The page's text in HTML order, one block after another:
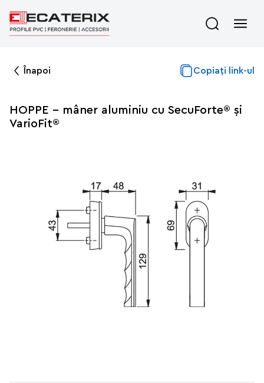
Înapoi Copiați link-ul
HOPPE - mâner aluminiu cu SecuForte® și
VarioFit®